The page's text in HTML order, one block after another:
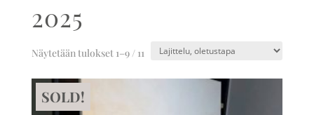
2025
Näytetään tulokset 1–9 / 11
SOLD!